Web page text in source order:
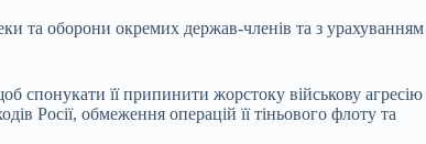
та оборони окремих держав-членів та з урахуванням
спонукати її припинити жорстоку військову агресію
Росії, обмеження операцій її тіньового флоту та